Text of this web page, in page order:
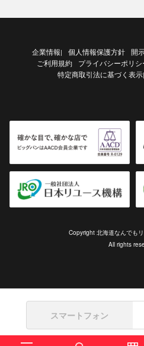
企業情報| 個人情報保護方針 開
ご利用規約 プライバシーポリシ
特定商取引法に基づく表示|
Copyright 北海道なんでも
All rights
スマートフォン